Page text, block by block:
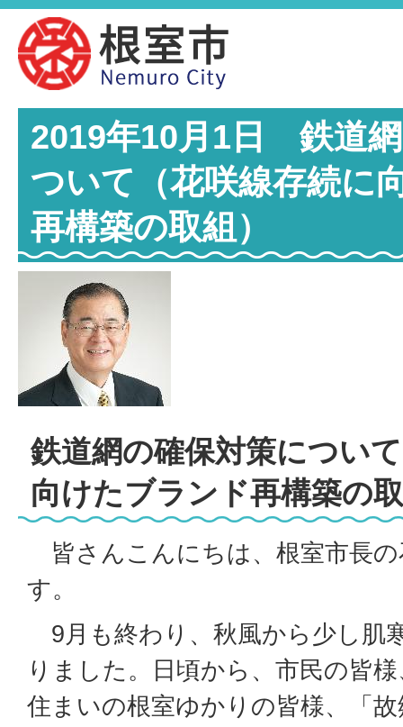
2019年10月1日 鉄道
ついて（花咲線存続に
再構築の取組）
鉄道網の確保対策につい
向けたブランド再構築の
皆さんこんにちは、根室市長の
す。
9月も終わり、秋風から少し肌
りました。日頃から、市民の皆
住まいの根室ゆかりの皆様、「